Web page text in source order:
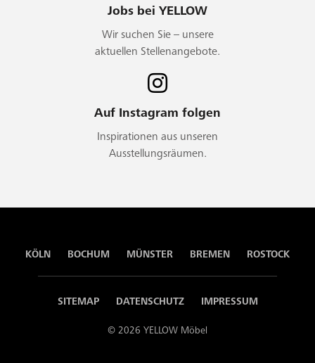
Jobs bei YELLOW
Wir suchen Sie – unsere
aktuellen Stellenangebote.
Auf Instagram folgen
Inspirationen aus unseren
Ausstellungsräumen.
KÖLN BOCHUM MÜNSTER BREMEN ROSTOCK
SITEMAP DATENSCHUTZ IMPRESSUM
© 2026 YELLOW Möbel